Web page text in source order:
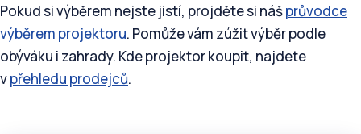
Pokud si výběrem nejste jistí, projděte si nášprůvodce
výběrem projektoru. Pomůže vám zúžit výběr podle
obýváku i zahrady. Kde projektor koupit, najdete
vpřehledu prodejců.